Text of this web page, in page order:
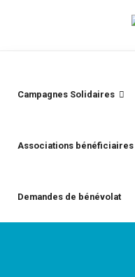
Campagnes Solidaires
Associations bénéficiaires
Demandes de bénévolat